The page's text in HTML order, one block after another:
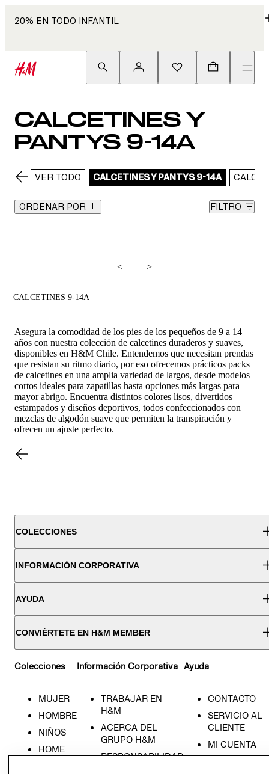
20% EN TODO INFANTIL
CALCETINES Y
PANTYS 9-14A
VER TODO CALCETINES Y PANTYS 9-14A
ORDENAR POR FILTRO
< >
CALCETINES 9-14A
Asegura la comodidad de los pies de los pequeños de 9 a 14
años con nuestra colección de calcetines duraderos y suaves,
disponibles en H&M Chile. Entendemos que necesitan prendas
que resistan su ritmo diario, por eso ofrecemos prácticos packs
de calcetines en una amplia variedad de largos, desde modelos
cortos ideales para zapatillas hasta opciones más largas para
mayor abrigo. Encuentra distintos colores lisos, divertidos
estampados y diseños deportivos, todos confeccionados con
mezclas de algodón suave que permiten la transpiración y
ofrecen un ajuste perfecto.
COLECCIONES
INFORMACIÓN CORPORATIVA
AYUDA
CONVIÉRTETE EN H&M MEMBER
Colecciones
MUJER
HOMBRE
NIÑOS
HOME
Información Corporativa
TRABAJAR EN
H&M
ACERCA DEL
GRUPO H&M
RESPONSABILIDAD
Ayuda
CONTACTO
SERVICIO AL
CLIENTE
MI CUENTA